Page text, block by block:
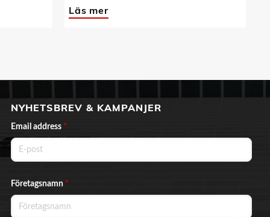
Läs mer
NYHETSBREV & KAMPANJER
Email address *
Företagsnamn *